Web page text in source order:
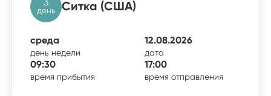
день Ситка (США)
среда
день недели
12.08.2026
дата
09:30
время прибытия
17:00
время отправления